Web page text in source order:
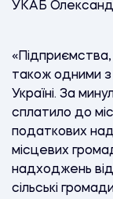
УКАБ
«Підприємства,
також одними з
Україні. За
сплатило до
податкових
місцевих
надходжень
сільські